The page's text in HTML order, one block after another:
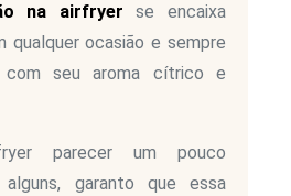
na airfryer se encaixa
qualquer ocasião e sempre
seu aroma cítrico e
parecer um pouco
garanto que essa